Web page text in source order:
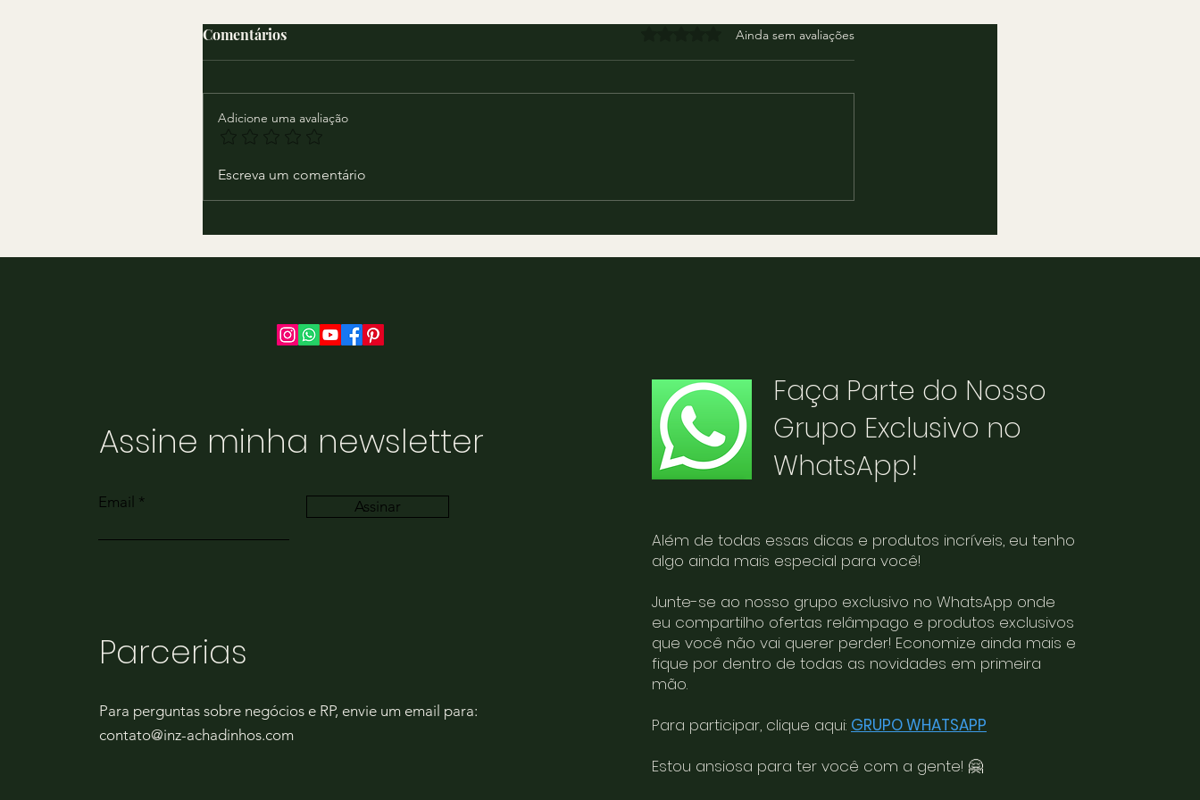
Véu de Noiva Luxo
Comentários Avaliado com 0 de 5 estrelas.
Ainda sem avaliações
Adicione uma avaliação
Escreva um comentário
Assine minha newsletter
Email Assinar
Parcerias
Para perguntas sobre negócios e RP, envie um email para:
contato@inz-achadinhos.com
Faça Parte do Nosso
Grupo Exclusivo no
WhatsApp!
Além de todas essas dicas e produtos incríveis, eu tenho
algo ainda mais especial para você!
Junte-se ao nosso grupo exclusivo no WhatsApp onde
eu compartilho ofertas relâmpago e produtos exclusivos
que você não vai querer perder! Economize ainda mais e
fique por dentro de todas as novidades em primeira
mão.
Para participar, clique aqui: GRUPO WHATSAPP
Estou ansiosa para ter você com a gente! 🤗